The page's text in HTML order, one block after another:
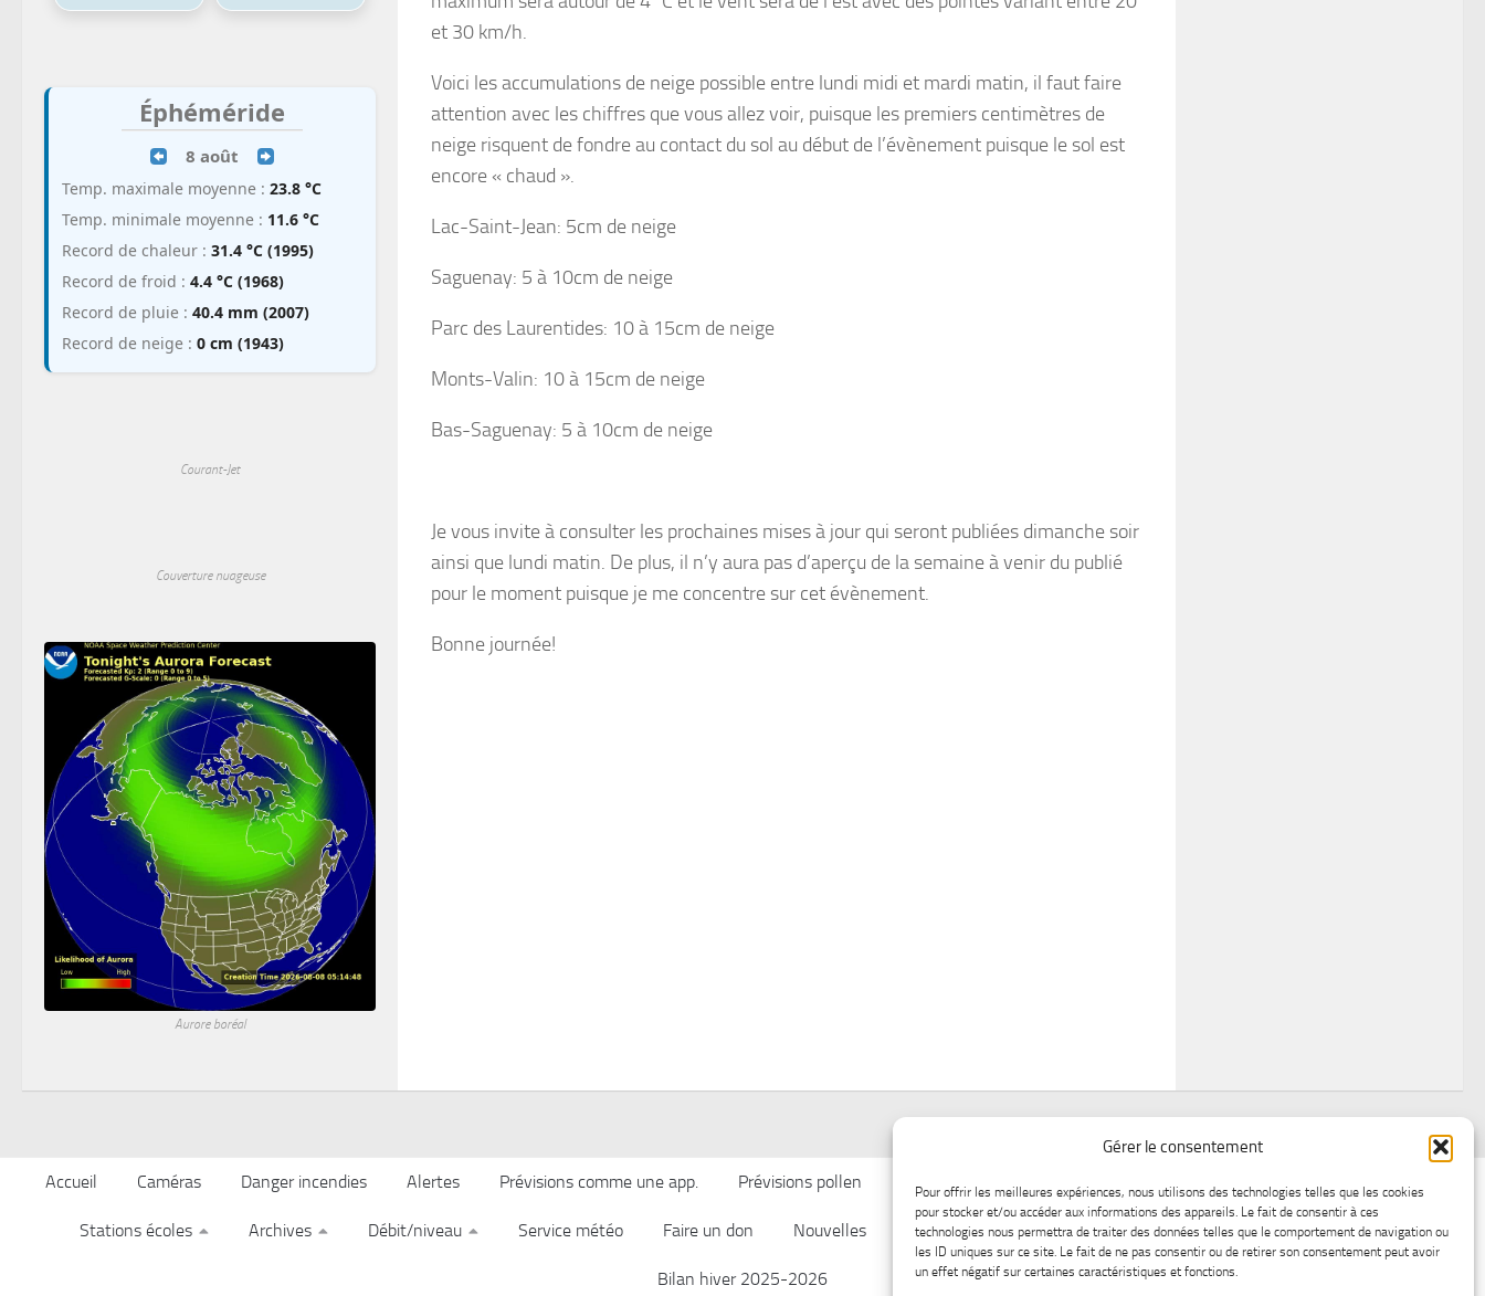
Gérer le consentement
Pour offrir les meilleures expériences, nous utilisons des technologies telles que les cookies
pour stocker et/ou accéder aux informations des appareils. Le fait de consentir à ces
technologies nous permettra de traiter des données telles que le comportement de navigation ou
les ID uniques sur ce site. Le fait de ne pas consentir ou de retirer son consentement peut avoir
un effet négatif sur certaines caractéristiques et fonctions.
et 30 km/h.
Voici les accumulations de neige possible entre lundi midi et mardi matin, il faut faire
attention avec les chiffres que vous allez voir, puisque les premiers centimètres de
neige risquent de fondre au contact du sol au début de l’évènement puisque le sol est
encore « chaud ».
Lac-Saint-Jean: 5cm de neige
Saguenay: 5 à 10cm de neige
Parc des Laurentides: 10 à 15cm de neige
Monts-Valin: 10 à 15cm de neige
Bas-Saguenay: 5 à 10cm de neige
Je vous invite à consulter les prochaines mises à jour qui seront publiées dimanche soir
ainsi que lundi matin. De plus, il n’y aura pas d’aperçu de la semaine à venir du publié
pour le moment puisque je me concentre sur cet évènement.
Bonne journée!
Éphéméride
8 août
Temp. maximale moyenne : 23.8 °C
Temp. minimale moyenne : 11.6 °C
Record de chaleur : 31.4 °C (1995)
Record de froid : 4.4 °C (1968)
Record de pluie : 40.4 mm (2007)
Record de neige : 0 cm (1943)
Courant-Jet
Couverture nuageuse
Aurore boréal
Accueil Caméras Danger incendies Alertes Prévisions comme une app. Prévisions pollen
Stations écoles Archives Débit/niveau Service météo Faire un don Nouvelles Afficher chez nous Lac-Saint-Jean glace Boutique en ligne
Bilan hiver 2025-2026